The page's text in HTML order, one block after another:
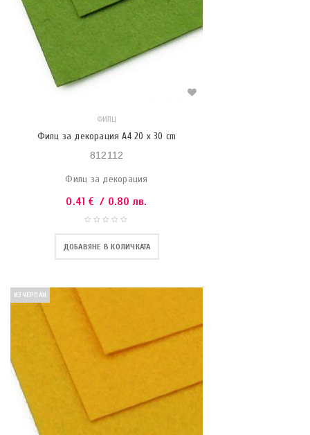
ФИЛЦ
Филц за декорация A4 20 x 30 cm
812112
Филц за декорация
0.41 € / 0.80 лв.
ДОБАВЯНЕ В КОЛИЧКАТА
ИЗЧЕРПАН